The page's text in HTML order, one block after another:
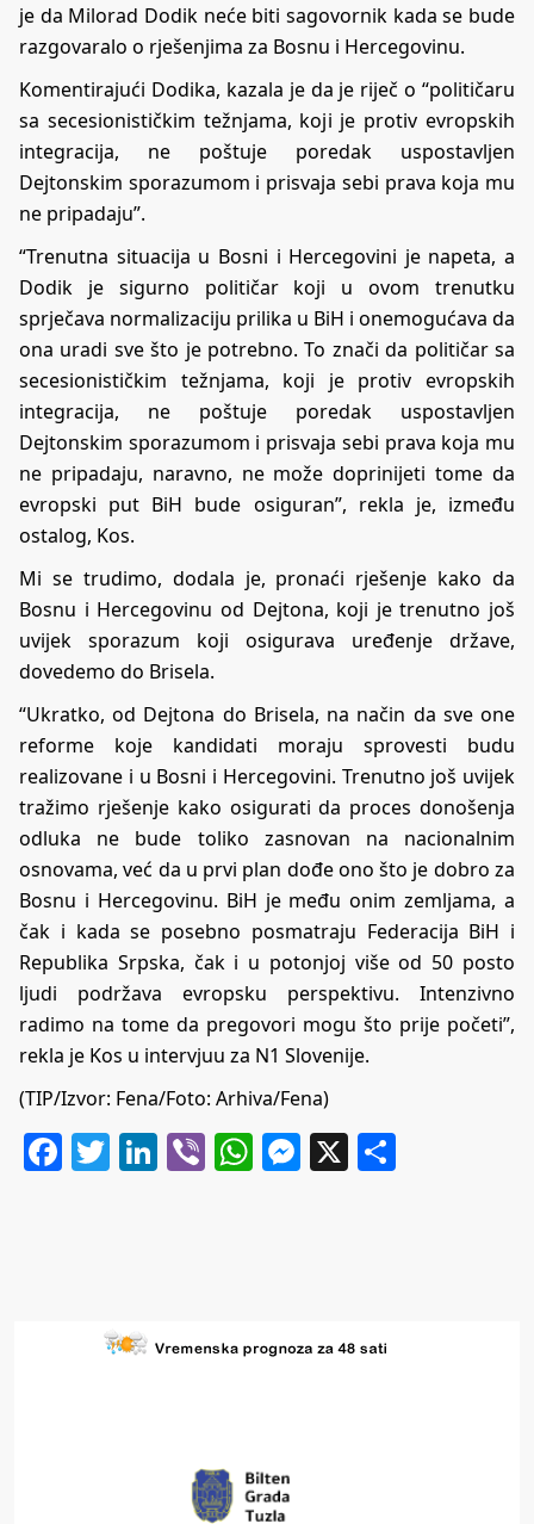
je da Milorad Dodik neće biti sagovornik kada se bude
razgovaralo o rješenjima za Bosnu i Hercegovinu.
Komentirajući Dodika, kazala je da je riječ o “političaru
sa secesionističkim težnjama, koji je protiv evropskih
integracija, ne poštuje poredak uspostavljen
Dejtonskim sporazumom i prisvaja sebi prava koja mu
ne pripadaju”.
“Trenutna situacija u Bosni i Hercegovini je napeta, a
Dodik je sigurno političar koji u ovom trenutku
sprječava normalizaciju prilika u BiH i onemogućava da
ona uradi sve što je potrebno. To znači da političar sa
secesionističkim težnjama, koji je protiv evropskih
integracija, ne poštuje poredak uspostavljen
Dejtonskim sporazumom i prisvaja sebi prava koja mu
ne pripadaju, naravno, ne može doprinijeti tome da
evropski put BiH bude osiguran”, rekla je, između
ostalog, Kos.
Mi se trudimo, dodala je, pronaći rješenje kako da
Bosnu i Hercegovinu od Dejtona, koji je trenutno još
uvijek sporazum koji osigurava uređenje države,
dovedemo do Brisela.
“Ukratko, od Dejtona do Brisela, na način da sve one
reforme koje kandidati moraju sprovesti budu
realizovane i u Bosni i Hercegovini. Trenutno još uvijek
tražimo rješenje kako osigurati da proces donošenja
odluka ne bude toliko zasnovan na nacionalnim
osnovama, već da u prvi plan dođe ono što je dobro za
Bosnu i Hercegovinu. BiH je među onim zemljama, a
čak i kada se posebno posmatraju Federacija BiH i
Republika Srpska, čak i u potonjoj više od 50 posto
ljudi podržava evropsku perspektivu. Intenzivno
radimo na tome da pregovori mogu što prije početi”,
rekla je Kos u intervjuu za N1 Slovenije.
(TIP/Izvor: Fena/Foto: Arhiva/Fena)
Facebook
Twitter
LinkedIn
ViberWhatsApp
Messenger
X